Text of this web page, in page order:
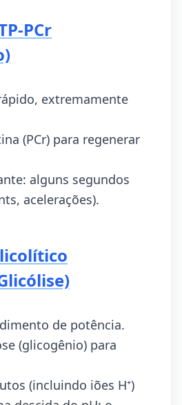
PCr
extremamente
(PCr) para regenerar
alguns segundos
acelerações).
de potência.
(glicogênio) para
(incluindo iões H⁺)